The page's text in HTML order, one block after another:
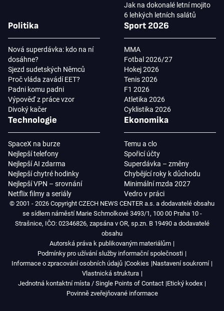
Jak na dokonalé letní mojito
6 lehkých letních salátů
Politika
Nová superdávka: kdo na ní
dosáhne?
Sjezd sudetských Němců
Proč vláda zavádí EET?
Padni komu padni
Výpověď z práce vzor
Divoký kačer
Sport 2026
MMA
Fotbal 2026/27
Hokej 2026
Tenis 2026
F1 2026
Atletika 2026
Cyklistika 2026
Technologie
SpaceX na burze
Nejlepší telefony
Nejlepší AI zdarma
Nejlepší chytré hodinky
Nejlepší VPN – srovnání
Netflix filmy a seriály
Ekonomika
Temu a clo
Spořicí účty
Superdávka – změny
Chybějící roky k důchodu
Minimální mzda 2027
Vedro v práci
© 2001 - 2026 Copyright CZECH NEWS CENTER a.s. a dodavatelé obsahu
se sídlem náměstí Marie Schmolkové 3493/1, 100 00 Praha 10 -
Strašnice, IČO: 02346826, zapsána v OR, sp.zn. B 19490 a dodavatelé
obsahu
Autorská práva k publikovaným materiálům
Podmínky pro užívání služby informační společnosti
Informace o zpracování osobních údajů Cookies Nastavení soukromí
Vlastnická struktura
Jednotná kontaktní místa / Single Points of Contact Etický kodex
Povinně zveřejňované informace